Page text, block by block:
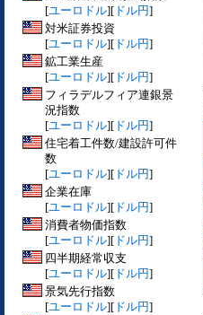
[ユーロドル][ ドル円]
対米証券投資
[ユーロドル][ ドル円]
鉱工業生産
[ユーロドル][ ドル円]
フィラデルフィア連銀景
況指数
[ユーロドル][ ドル円]
住宅着工件数/建設許可件
数
[ユーロドル][ ドル円]
企業在庫
[ユーロドル][ ドル円]
消費者物価指数
[ユーロドル][ ドル円]
四半期経常収支
[ユーロドル][ ドル円]
景気先行指数
[ユーロドル][ ドル円]